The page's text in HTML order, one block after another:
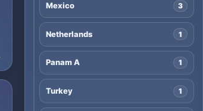
Mexico 3
Netherlands 1
Panam A 1
Turkey 1